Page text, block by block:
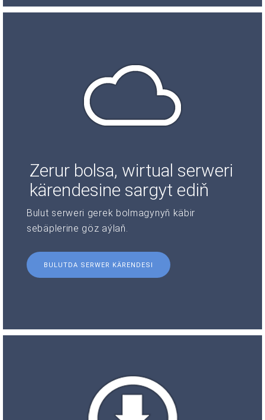
Zerur bolsa, wirtual serweri
kärendesine sargyt ediň
Bulut serweri gerek bolmagynyň käbir
sebäplerine göz aýlaň.
BULUTDA SERWER KÄRENDESI